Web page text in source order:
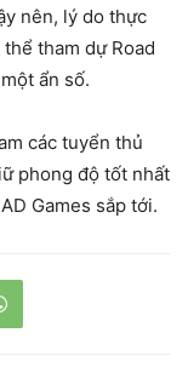
nên, lý do thực
tham dự Road
ẩn số.
các tuyển thủ
phong độ tốt nhất
Games sắp tới.